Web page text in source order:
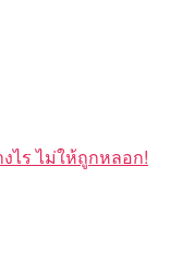
ไร ไม่ให้ถูกหลอก!